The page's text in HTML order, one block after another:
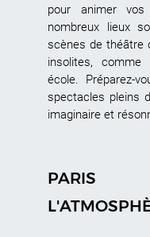
pour animer
nombreux lieux
scènes de théâtre
insolites,
école. Préparez-
spectacles pleins
imaginaire et
PARIS